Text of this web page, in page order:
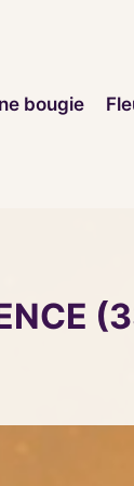
bougie